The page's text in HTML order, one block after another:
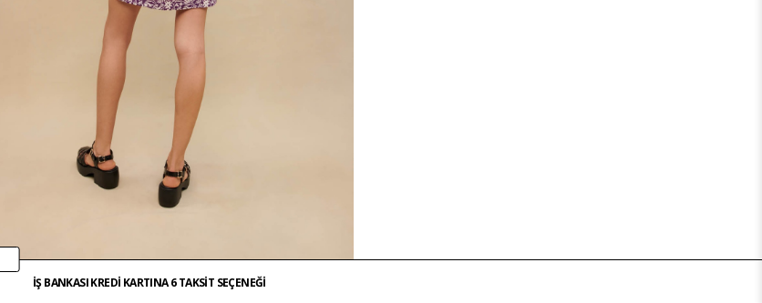
İŞ BANKASI KREDİ KARTINA 6 TAKSİT SEÇENEĞİ